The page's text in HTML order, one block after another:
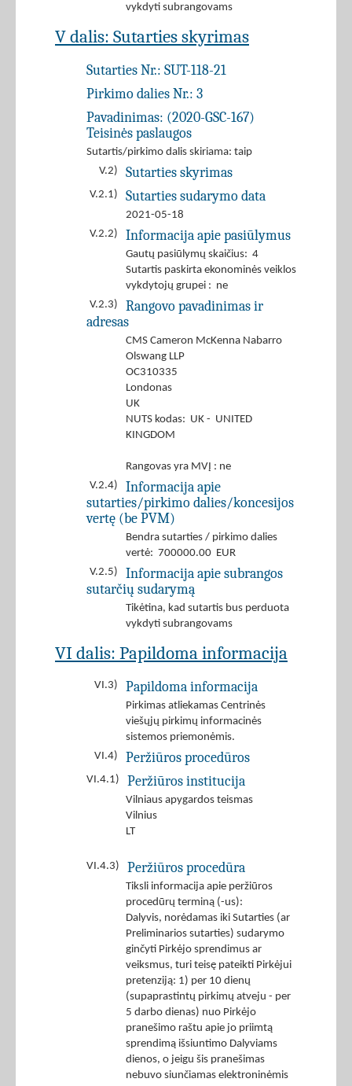
vykdyti subrangovams
V dalis: Sutarties skyrimas
Sutarties Nr.: SUT-118-21
Pirkimo dalies Nr.: 3
Pavadinimas: (2020-GSC-167)
Teisinės paslaugos
Sutartis/pirkimo dalis skiriama: taip
V.2)
Sutarties skyrimas
V.2.1) Sutarties sudarymo data
2021-05-18
V.2.2)
Informacija apie pasiūlymus
Gautų pasiūlymų skaičius: 4
Sutartis paskirta ekonominės veiklos
vykdytojų grupei : ne
V.2.3)
Rangovo pavadinimas ir
adresas
CMS Cameron McKenna Nabarro
Olswang LLP
OC310335
Londonas
UK
NUTS kodas: UK - UNITED
KINGDOM
Rangovas yra MVĮ : ne
V.2.4)
Informacija apie
sutarties/pirkimo dalies/koncesijos
vertę (be PVM)
Bendra sutarties / pirkimo dalies
vertė: 700000.00 EUR
V.2.5)
Informacija apie subrangos
sutarčių sudarymą
Tikėtina, kad sutartis bus perduota
vykdyti subrangovams
VI dalis: Papildoma informacija
VI.3) Papildoma informacija
Pirkimas atliekamas Centrinės
viešųjų pirkimų informacinės
sistemos priemonėmis.
VI.4)
Peržiūros procedūros
VI.4.1) Peržiūros institucija
Vilniaus apygardos teismas
Vilnius
LT
VI.4.3) Peržiūros procedūra
Tiksli informacija apie peržiūros
procedūrų terminą (-us):
Dalyvis, norėdamas iki Sutarties (ar
Preliminarios sutarties) sudarymo
ginčyti Pirkėjo sprendimus ar
veiksmus, turi teisę pateikti Pirkėjui
pretenziją: 1) per 10 dienų
(supaprastintų pirkimų atveju - per
5 darbo dienas) nuo Pirkėjo
pranešimo raštu apie jo priimtą
sprendimą išsiuntimo Dalyviams
dienos, o jeigu šis pranešimas
nebuvo siunčiamas elektroninėmis